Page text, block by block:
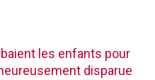
les enfants pour
disparue